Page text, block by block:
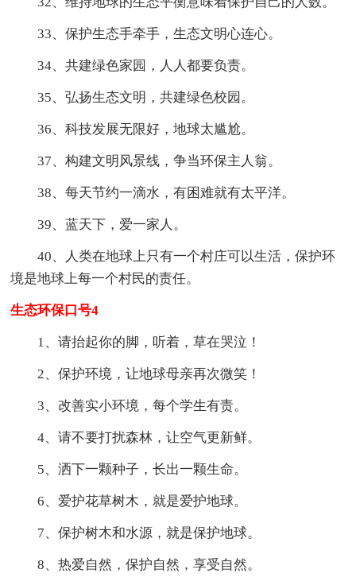
33、保护生态手牵手，生态文明心连心。
34、共建绿色家园，人人都要负责。
35、弘扬生态文明，共建绿色校园。
36、科技发展无限好，地球太尴尬。
37、构建文明风景线，争当环保主人翁。
38、每天节约一滴水，有困难就有太平洋。
39、蓝天下，爱一家人。
40、人类在地球上只有一个村庄可以生活，保护环
境是地球上每一个村民的责任。
生态环保口号4
1、请抬起你的脚，听着，草在哭泣！
2、保护环境，让地球母亲再次微笑！
3、改善实小环境，每个学生有责。
4、请不要打扰森林，让空气更新鲜。
5、洒下一颗种子，长出一颗生命。
6、爱护花草树木，就是爱护地球。
7、保护树木和水源，就是保护地球。
8、热爱自然，保护自然，享受自然。